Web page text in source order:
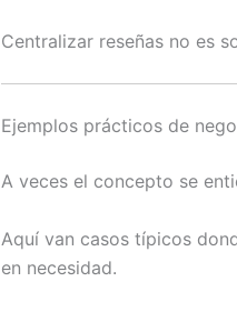
Centralizar reseñas no es
Ejemplos prácticos de
A veces el concepto se
Aquí van casos típicos
en necesidad.